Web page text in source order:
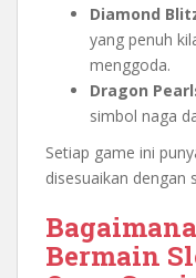
Diamond
yang penuh
menggoda.
Dragon
simbol naga
Setiap game ini
disesuaikan dengan
Bermain